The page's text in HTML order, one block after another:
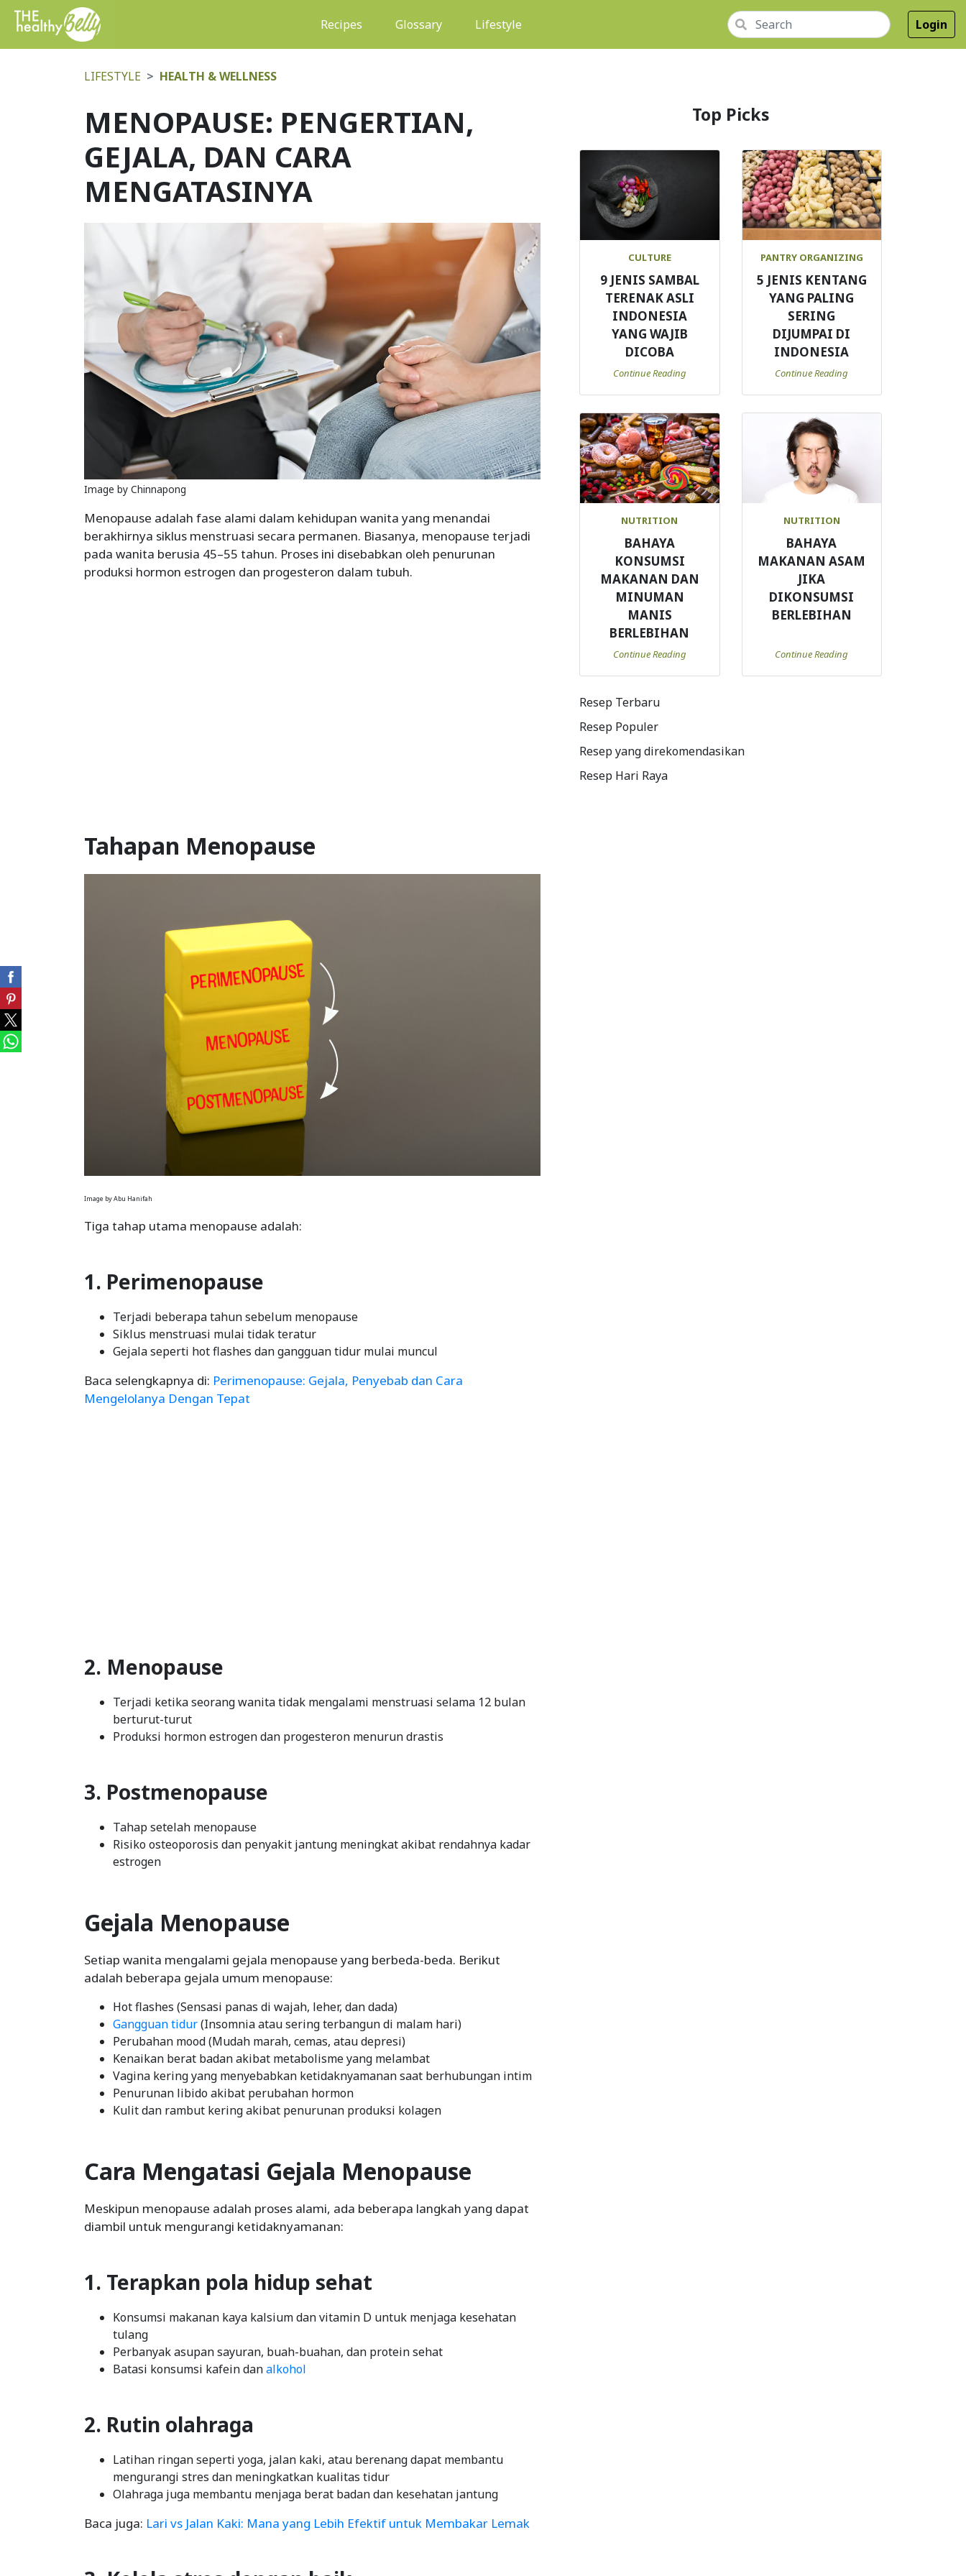
Recipes (current)Glossary Lifestyle Login
LIFESTYLE HEALTH & WELLNESS
MENOPAUSE: PENGERTIAN,
GEJALA, DAN CARA
MENGATASINYA
Image by Chinnapong
Menopause adalah fase alami dalam kehidupan wanita yang menandai
berakhirnya siklus menstruasi secara permanen. Biasanya, menopause terjadi
pada wanita berusia 45–55 tahun. Proses ini disebabkan oleh penurunan
produksi hormon estrogen dan progesteron dalam tubuh.
Tahapan Menopause
Image by Abu Hanifah
Tiga tahap utama menopause adalah:
1. Perimenopause
Terjadi beberapa tahun sebelum menopause
Siklus menstruasi mulai tidak teratur
Gejala seperti hot flashes dan gangguan tidur mulai muncul
Baca selengkapnya di: Perimenopause: Gejala, Penyebab dan Cara
Mengelolanya Dengan Tepat
2. Menopause
Terjadi ketika seorang wanita tidak mengalami menstruasi selama 12 bulan
berturut-turut
Produksi hormon estrogen dan progesteron menurun drastis
3. Postmenopause
Tahap setelah menopause
Risiko osteoporosis dan penyakit jantung meningkat akibat rendahnya kadar
estrogen
Gejala Menopause
Setiap wanita mengalami gejala menopause yang berbeda-beda. Berikut
adalah beberapa gejala umum menopause:
Hot flashes (Sensasi panas di wajah, leher, dan dada)
Gangguan tidur(Insomnia atau sering terbangun di malam hari)
Perubahan mood (Mudah marah, cemas, atau depresi)
Kenaikan berat badan akibat metabolisme yang melambat
Vagina kering yang menyebabkan ketidaknyamanan saat berhubungan intim
Penurunan libido akibat perubahan hormon
Kulit dan rambut kering akibat penurunan produksi kolagen
Cara Mengatasi Gejala Menopause
Meskipun menopause adalah proses alami, ada beberapa langkah yang dapat
diambil untuk mengurangi ketidaknyamanan:
1. Terapkan pola hidup sehat
Konsumsi makanan kaya kalsium dan vitamin D untuk menjaga kesehatan
tulang
Perbanyak asupan sayuran, buah-buahan, dan protein sehat
Batasi konsumsi kafein danalkohol
2. Rutin olahraga
Latihan ringan seperti yoga, jalan kaki, atau berenang dapat membantu
mengurangi stres dan meningkatkan kualitas tidur
Olahraga juga membantu menjaga berat badan dan kesehatan jantung
Baca juga: Lari vs Jalan Kaki: Mana yang Lebih Efektif untuk Membakar Lemak
Top Picks
CULTURE
9 JENIS SAMBAL
TERENAK ASLI
INDONESIA
YANG WAJIB
DICOBA
Continue Reading
PANTRY ORGANIZING
5 JENIS KENTANG
YANG PALING
SERING
DIJUMPAI DI
INDONESIA
Continue Reading
NUTRITION
BAHAYA
KONSUMSI
MAKANAN DAN
MINUMAN
MANIS
BERLEBIHAN
Continue Reading
NUTRITION
BAHAYA
MAKANAN ASAM
JIKA
DIKONSUMSI
BERLEBIHAN
Continue Reading
Resep Terbaru
Resep Populer
Resep yang direkomendasikan
Resep Hari Raya